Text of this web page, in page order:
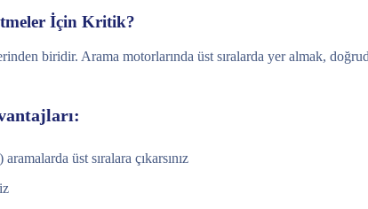
İçin Kritik?
biridir. Arama motorlarında üst sıralarda yer almak,
üst sıralara çıkarsınız